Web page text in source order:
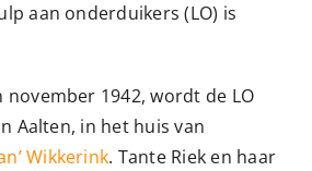
aan onderduikers (LO) is
november 1942, wordt de LO
Aalten, in het huis van
Wikkerink. Tante Riek en haar